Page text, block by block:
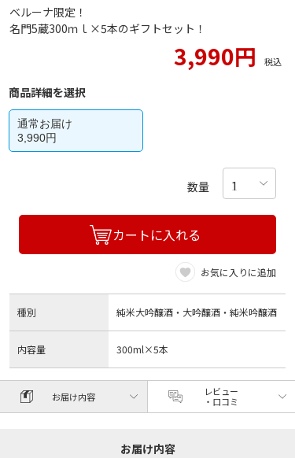
ベルーナ限定！
名門5蔵300ｍｌ×5本のギフトセット！
3,990円 税込
商品詳細を選択
通常お届け
3,990円
数量
カートに入れる
お気に入りに追加
種別 純米大吟醸酒・大吟醸酒・純米吟醸酒
内容量 300ml×5本
お届け内容
レビュー
・口コミ
お届け内容